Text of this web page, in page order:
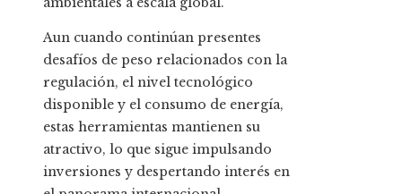
Aun cuando continúan presentes
desafíos de peso relacionados con la
regulación, el nivel tecnológico
disponible y el consumo de energía,
estas herramientas mantienen su
atractivo, lo que sigue impulsando
inversiones y despertando interés en